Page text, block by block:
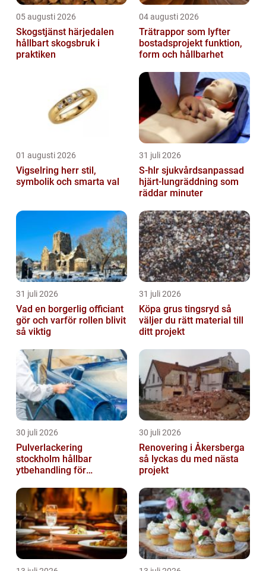
05 augusti 2026
Skogstjänst härjedalen
hållbart skogsbruk i
praktiken
04 augusti 2026
Trätrappor som lyfter
bostadsprojekt funktion,
form och hållbarhet
01 augusti 2026
Vigselring herr stil,
symbolik och smarta val
31 juli 2026
S-hlr sjukvårdsanpassad
hjärt-lungräddning som
räddar minuter
31 juli 2026
Vad en borgerlig officiant
gör och varför rollen blivit
så viktig
31 juli 2026
Köpa grus tingsryd så
väljer du rätt material till
ditt projekt
30 juli 2026
Pulverlackering
stockholm hållbar
ytbehandling för
30 juli 2026
Renovering i Åkersberga
så lyckas du med nästa
projekt